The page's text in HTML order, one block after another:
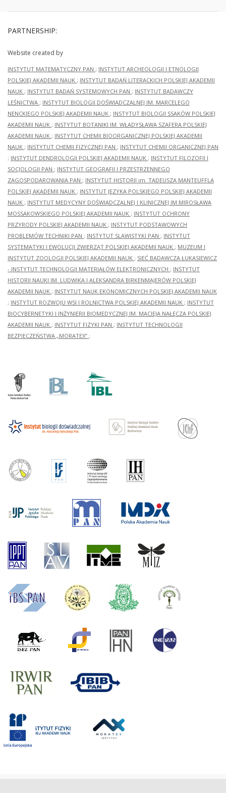
PARTNERSHIP:
Website created by
INSTYTUT MATEMATYCZNY PAN ; INSTYTUT ARCHEOLOGII I ETNOLOGII
POLSKIEJ AKADEMII NAUK ; INSTYTUT BADAŃ LITERACKICH POLSKIEJ AKADEMII
NAUK ; INSTYTUT BADAŃ SYSTEMOWYCH PAN ; INSTYTUT BADAWCZY
LEŚNICTWA ; INSTYTUT BIOLOGII DOŚWIADCZALNEJ IM. MARCELEGO
NENCKIEGO POLSKIEJ AKADEMII NAUK ; INSTYTUT BIOLOGII SSAKÓW POLSKIEJ
AKADEMII NAUK ; INSTYTUT BOTANIKI IM. WŁADYSŁAWA SZAFERA POLSKIEJ
AKADEMII NAUK ; INSTYTUT CHEMII BIOORGANICZNEJ POLSKIEJ AKADEMII
NAUK ; INSTYTUT CHEMII FIZYCZNEJ PAN ; INSTYTUT CHEMII ORGANICZNEJ PAN
; INSTYTUT DENDROLOGII POLSKIEJ AKADEMII NAUK ; INSTYTUT FILOZOFII I
SOCJOLOGII PAN ; INSTYTUT GEOGRAFII I PRZESTRZENNEGO
ZAGOSPODAROWANIA PAN ; INSTYTUT HISTORII im. TADEUSZA MANTEUFFLA
POLSKIEJ AKADEMII NAUK ; INSTYTUT JĘZYKA POLSKIEGO POLSKIEJ AKADEMII
NAUK ; INSTYTUT MEDYCYNY DOŚWIADCZALNEJ I KLINICZNEJ IM.MIROSŁAWA
MOSSAKOWSKIEGO POLSKIEJ AKADEMII NAUK ; INSTYTUT OCHRONY
PRZYRODY POLSKIEJ AKADEMII NAUK ; INSTYTUT PODSTAWOWYCH
PROBLEMÓW TECHNIKI PAN ; INSTYTUT SLAWISTYKI PAN ; INSTYTUT
SYSTEMATYKI I EWOLUCJI ZWIERZĄT POLSKIEJ AKADEMII NAUK ; MUZEUM I
INSTYTUT ZOOLOGII POLSKIEJ AKADEMII NAUK ; SIEĆ BADAWCZA ŁUKASIEWICZ
- INSTYTUT TECHNOLOGII MATERIAŁÓW ELEKTRONICZNYCH ; INSTYTUT
HISTORII NAUKI IM. LUDWIKA I ALEKSANDRA BIRKENMAJERÓW POLSKIEJ
AKADEMII NAUK ; INSTYTUT NAUK EKONOMICZNYCH POLSKIEJ AKADEMII NAUK
; INSTYTUT ROZWOJU WSI I ROLNICTWA POLSKIEJ AKADEMII NAUK ; INSTYTUT
BIOCYBERNETYKI I INŻYNIERII BIOMEDYCZNEJ IM. MACIEJA NAŁĘCZA POLSKIEJ
AKADEMII NAUK ; INSTYTUT FIZYKI PAN ; INSTYTUT TECHNOLOGII
BEZPIECZEŃSTWA „MORATEX” ;